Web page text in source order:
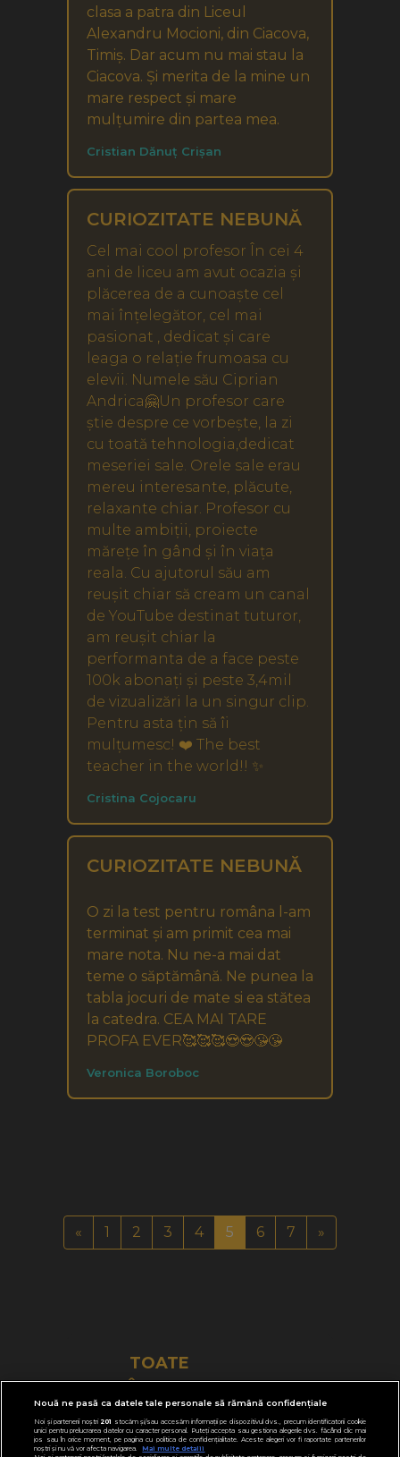
clasa a patra din Liceul
Alexandru Mocioni, din Ciacova,
Timiș. Dar acum nu mai stau la
Ciacova. Și merita de la mine un
mare respect și mare
mulțumire din partea mea.
Cristian Dănuț Crișan
CURIOZITATE NEBUNĂ
Cel mai cool profesor În cei 4
ani de liceu am avut ocazia și
plăcerea de a cunoaște cel
mai înțelegător, cel mai
pasionat , dedicat și care
leaga o relație frumoasa cu
elevii. Numele său Ciprian
Andrica🤗Un profesor care
știe despre ce vorbește, la zi
cu toată tehnologia,dedicat
meseriei sale. Orele sale erau
mereu interesante, plăcute,
relaxante chiar. Profesor cu
multe ambiții, proiecte
mărețe în gând și în viața
reala. Cu ajutorul său am
reușit chiar să cream un canal
de YouTube destinat tuturor,
am reușit chiar la
performanta de a face peste
100k abonați și peste 3,4mil
de vizualizări la un singur clip.
Pentru asta țin să îi
mulțumesc! ❤️ The best
teacher in the world!! ✨
Cristina Cojocaru
CURIOZITATE NEBUNĂ
O zi la test pentru româna l-am
terminat și am primit cea mai
mare nota. Nu ne-a mai dat
teme o săptămână. Ne punea la
tabla jocuri de mate si ea stătea
la catedra. CEA MAI TARE
PROFA EVER🥰🥰🥰😍😍😘😘
Veronica Boroboc
« 1 2 3 4 5 6 7 »
TOATE
ÎNSCRIERILE
Nouă ne pasă ca datele tale personale să rămână confidențiale
Noi și partenerii noștri 201 stocăm și/sau accesăm informații pe dispozitivul dvs., precum identificatorii cookie
unici pentru prelucrarea datelor cu caracter personal. Puteți accepta sau gestiona alegerile dvs. făcând clic mai
jos sau în orice moment, pe pagina cu politica de confidențialitate. Aceste alegeri vor fi raportate partenerilor
noștri și nu vă vor afecta navigarea.
Mai multe detalii